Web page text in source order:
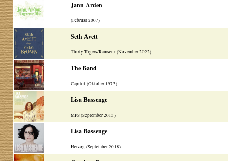
Jann Arden
(Februar 2007)
Seth Avett
Thirty Tigers/Ramseur (November 2022)
The Band
Capitol (Oktober 1973)
Lisa Bassenge
MPS (September 2015)
Lisa Bassenge
Herzog (September 2018)